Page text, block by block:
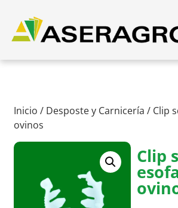
Inicio / Desposte y Carnicería / Clip
ovinos
Clip